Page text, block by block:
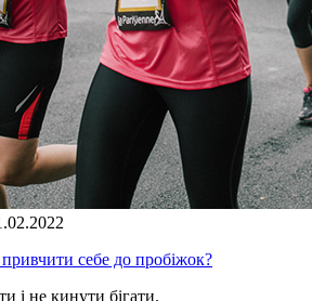
себе до пробіжок?
і не кинути бігати.